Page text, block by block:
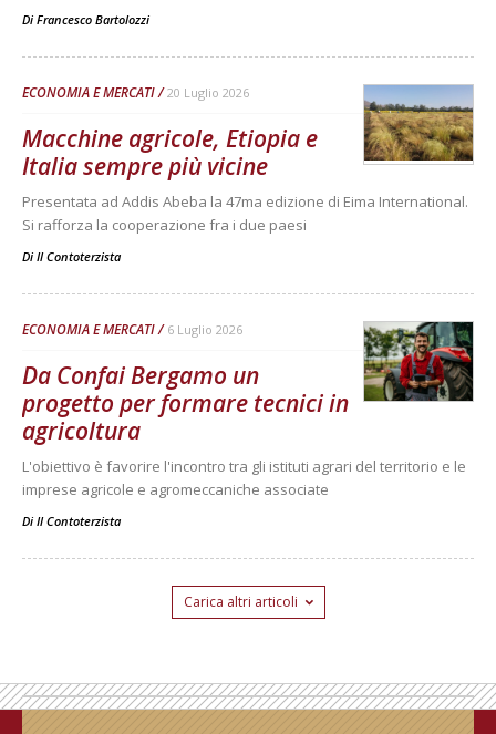
Di Francesco Bartolozzi
ECONOMIA E MERCATI 20 Luglio 2026
Macchine agricole, Etiopia e
Italia sempre più vicine
Presentata ad Addis Abeba la 47ma edizione di Eima International.
Si rafforza la cooperazione fra i due paesi
Di Il Contoterzista
ECONOMIA E MERCATI 6 Luglio 2026
Da Confai Bergamo un
progetto per formare tecnici in
agricoltura
L'obiettivo è favorire l'incontro tra gli istituti agrari del territorio e le
imprese agricole e agromeccaniche associate
Di Il Contoterzista
Carica altri articoli